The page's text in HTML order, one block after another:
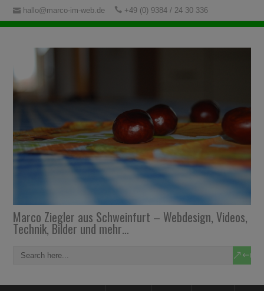
hallo@marco-im-web.de +49 (0) 9384 / 24 30 336
Marco Ziegler aus Schweinfurt – Webdesign, Videos,
Technik, Bilder und mehr…